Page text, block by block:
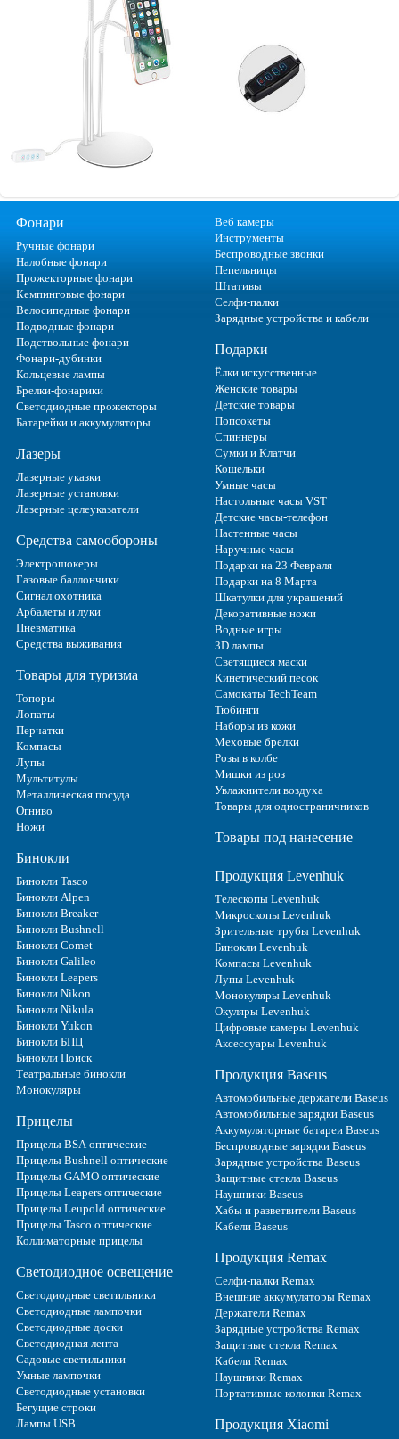
Фонари
Ручные фонари
Налобные фонари
Прожекторные фонари
Кемпинговые фонари
Велосипедные фонари
Подводные фонари
Подствольные фонари
Фонари-дубинки
Кольцевые лампы
Брелки-фонарики
Светодиодные прожекторы
Батарейки и аккумуляторы
Лазеры
Лазерные указки
Лазерные установки
Лазерные целеуказатели
Средства самообороны
Электрошокеры
Газовые баллончики
Сигнал охотника
Арбалеты и луки
Пневматика
Средства выживания
Товары для туризма
Топоры
Лопаты
Перчатки
Компасы
Лупы
Мультитулы
Металлическая посуда
Огниво
Ножи
Бинокли
Бинокли Tasco
Бинокли Alpen
Бинокли Breaker
Бинокли Bushnell
Бинокли Comet
Бинокли Galileo
Бинокли Leapers
Бинокли Nikon
Бинокли Nikula
Бинокли Yukon
Бинокли БПЦ
Бинокли Поиск
Театральные бинокли
Монокуляры
Прицелы
Прицелы BSA оптические
Прицелы Bushnell оптические
Прицелы GAMO оптические
Прицелы Leapers оптические
Прицелы Leupold оптические
Прицелы Tasco оптические
Коллиматорные прицелы
Светодиодное освещение
Светодиодные светильники
Светодиодные лампочки
Светодиодные доски
Светодиодная лента
Садовые светильники
Умные лампочки
Светодиодные установки
Бегущие строки
Лампы USB
Веб камеры
Инструменты
Беспроводные звонки
Пепельницы
Штативы
Селфи-палки
Зарядные устройства и кабели
Подарки
Ёлки искусственные
Женские товары
Детские товары
Попсокеты
Спиннеры
Сумки и Клатчи
Кошельки
Умные часы
Настольные часы VST
Детские часы-телефон
Настенные часы
Наручные часы
Подарки на 23 Февраля
Подарки на 8 Марта
Шкатулки для украшений
Декоративные ножи
Водные игры
3D лампы
Светящиеся маски
Кинетический песок
Самокаты TechTeam
Тюбинги
Наборы из кожи
Меховые брелки
Розы в колбе
Мишки из роз
Увлажнители воздуха
Товары для одностраничников
Товары под нанесение
Продукция Levenhuk
Телескопы Levenhuk
Микроскопы Levenhuk
Зрительные трубы Levenhuk
Бинокли Levenhuk
Компасы Levenhuk
Лупы Levenhuk
Монокуляры Levenhuk
Окуляры Levenhuk
Цифровые камеры Levenhuk
Аксессуары Levenhuk
Продукция Baseus
Автомобильные держатели Baseus
Автомобильные зарядки Baseus
Аккумуляторные батареи Baseus
Беспроводные зарядки Baseus
Зарядные устройства Baseus
Защитные стекла Baseus
Наушники Baseus
Хабы и разветвители Baseus
Кабели Baseus
Продукция Remax
Селфи-палки Remax
Внешние аккумуляторы Remax
Держатели Remax
Зарядные устройства Remax
Защитные стекла Remax
Кабели Remax
Наушники Remax
Портативные колонки Remax
Продукция Xiaomi